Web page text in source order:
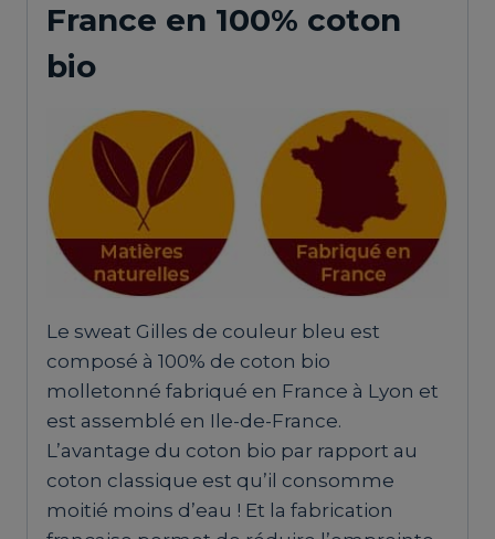
France en 100% coton
bio
Le sweat Gilles de couleur bleu est
composé à 100% de coton bio
molletonné fabriqué en France à Lyon et
est assemblé en Ile-de-France.
L’avantage du coton bio par rapport au
coton classique est qu’il consomme
moitié moins d’eau ! Et la fabrication